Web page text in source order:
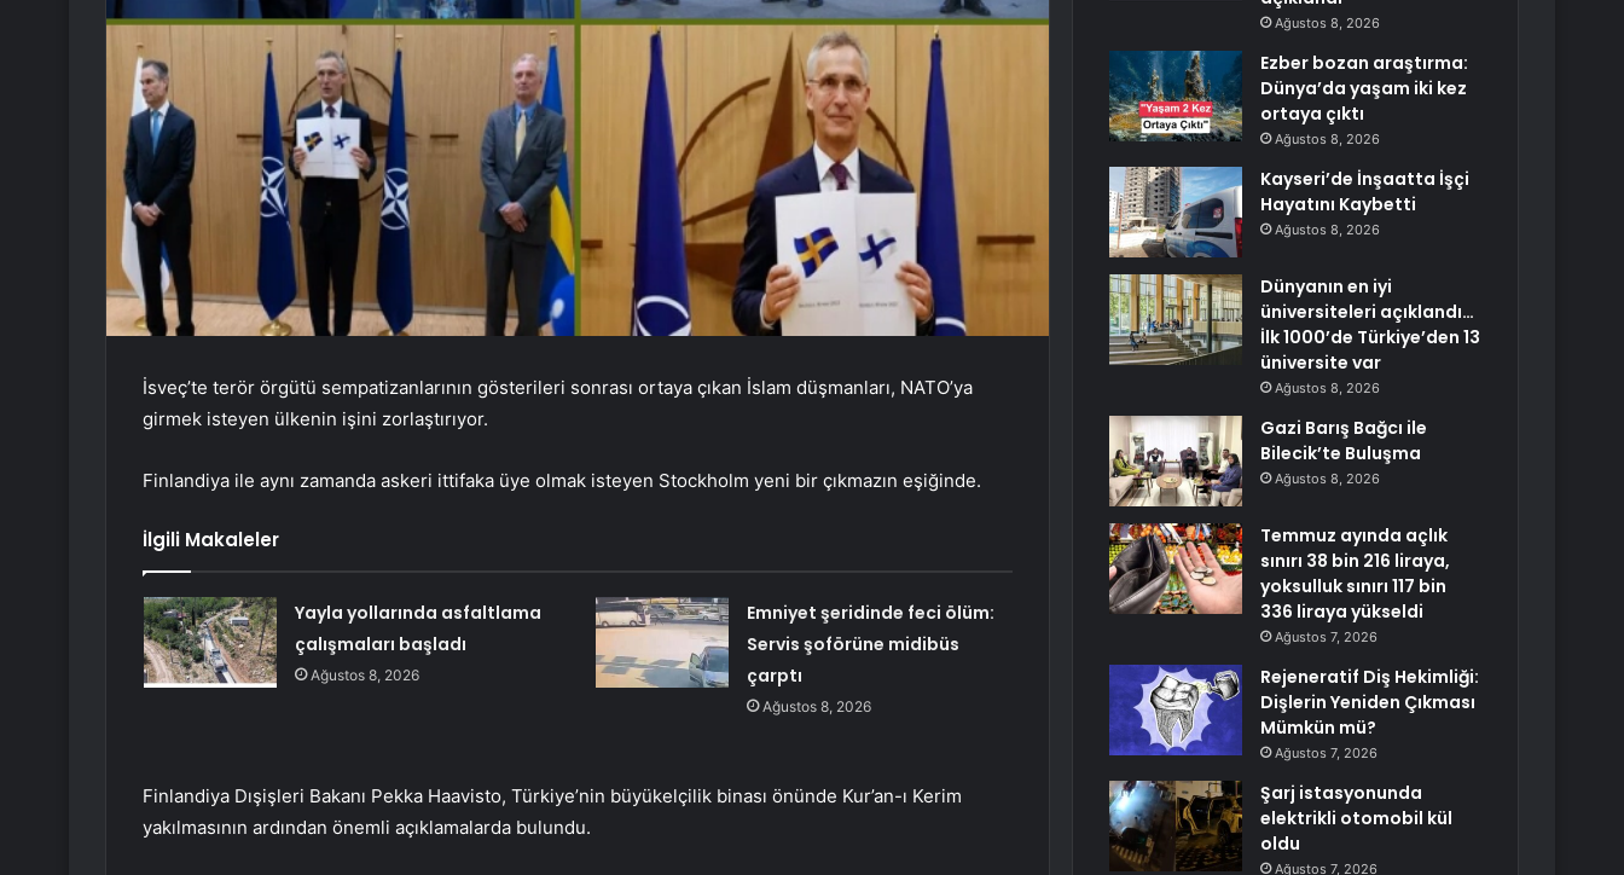
İsveç’te terör örgütü sempatizanlarının gösterileri sonrası ortaya çıkan İslam düşmanları, NATO’ya
girmek isteyen ülkenin işini zorlaştırıyor.
Finlandiya ile aynı zamanda askeri ittifaka üye olmak isteyen Stockholm yeni bir çıkmazın eşiğinde.
İlgili Makaleler
Yayla yollarında asfaltlama
çalışmaları başladı
Ağustos 8, 2026
Emniyet şeridinde feci ölüm:
Servis şoförüne midibüs
çarptı
Ağustos 8, 2026
Finlandiya Dışişleri Bakanı Pekka Haavisto, Türkiye’nin büyükelçilik binası önünde Kur’an-ı Kerim
yakılmasının ardından önemli açıklamalarda bulundu.
Ağustos 8, 2026
Ezber bozan araştırma:
Dünya’da yaşam iki kez
ortaya çıktı
Ağustos 8, 2026
Kayseri’de İnşaatta İşçi
Hayatını Kaybetti
Ağustos 8, 2026
Dünyanın en iyi
üniversiteleri açıklandı…
İlk 1000’de Türkiye’den 13
üniversite var
Ağustos 8, 2026
Gazi Barış Bağcı ile
Bilecik’te Buluşma
Ağustos 8, 2026
Temmuz ayında açlık
sınırı 38 bin 216 liraya,
yoksulluk sınırı 117 bin
336 liraya yükseldi
Ağustos 7, 2026
Rejeneratif Diş Hekimliği:
Dişlerin Yeniden Çıkması
Mümkün mü?
Ağustos 7, 2026
Şarj istasyonunda
elektrikli otomobil kül
oldu
Ağustos 7, 2026